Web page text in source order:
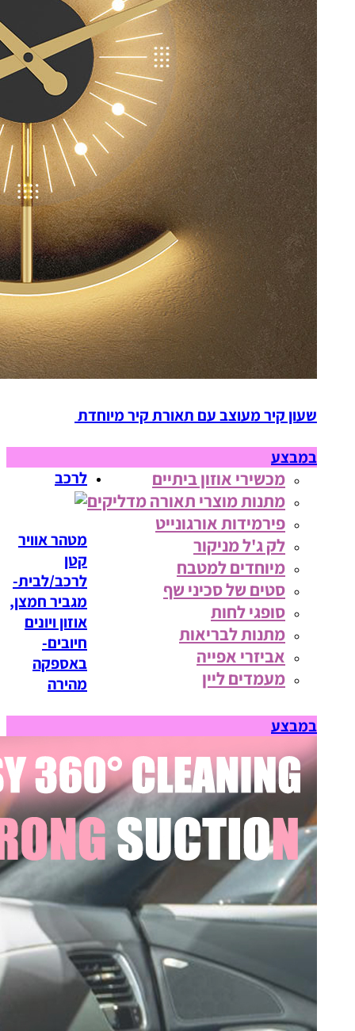
שעון קיר מעוצב עם תאורת קיר מיוחדת
במבצע
מכשירי אוזון ביתיים
מתנות מוצרי תאורה מדליקים
פירמידות אורגונייט
לק ג'ל מניקור
מיוחדים למטבח
סטים של סכיני שף
סופגי לחות
מתנות לבריאות
אביזרי אפייה
מעמדים ליין
לרכב
מטהר אוויר
קטן
לרכב/לבית-
מגביר חמצן,
אוזון ויונים
חיובים-
באספקה
מהירה
במבצע